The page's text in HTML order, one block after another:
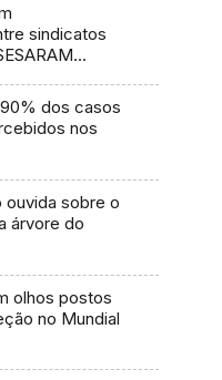
sindicatos
dos casos
nos
ouvida sobre o
árvore do
olhos postos
no Mundial